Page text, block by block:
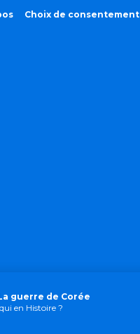
Choix de consentement
guerre de Corée
en Histoire ?